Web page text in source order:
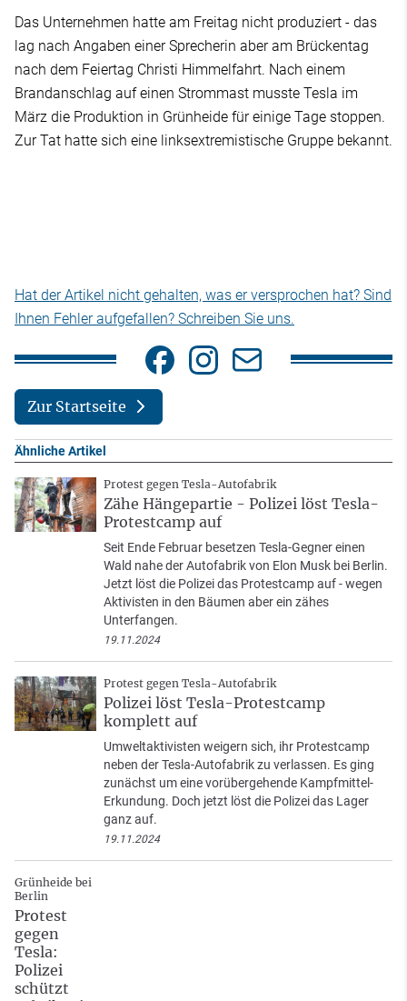
Das Unternehmen hatte am Freitag nicht produziert - das
lag nach Angaben einer Sprecherin aber am Brückentag
nach dem Feiertag Christi Himmelfahrt. Nach einem
Brandanschlag auf einen Strommast musste Tesla im
März die Produktion in Grünheide für einige Tage stoppen.
Zur Tat hatte sich eine linksextremistische Gruppe bekannt.
Hat der Artikel nicht gehalten, was er versprochen hat? Sind
Ihnen Fehler aufgefallen? Schreiben Sie uns.
Zur Startseite
Ähnliche Artikel
Protest gegen Tesla-Autofabrik
Zähe Hängepartie - Polizei löst Tesla-
Protestcamp auf
Seit Ende Februar besetzen Tesla-Gegner einen
Wald nahe der Autofabrik von Elon Musk bei Berlin.
Jetzt löst die Polizei das Protestcamp auf - wegen
Aktivisten in den Bäumen aber ein zähes
Unterfangen.
19.11.2024
Protest gegen Tesla-Autofabrik
Polizei löst Tesla-Protestcamp
komplett auf
Umweltaktivisten weigern sich, ihr Protestcamp
neben der Tesla-Autofabrik zu verlassen. Es ging
zunächst um eine vorübergehende Kampfmittel-
Erkundung. Doch jetzt löst die Polizei das Lager
ganz auf.
19.11.2024
Grünheide bei
Berlin
Protest
gegen
Tesla:
Polizei
schützt